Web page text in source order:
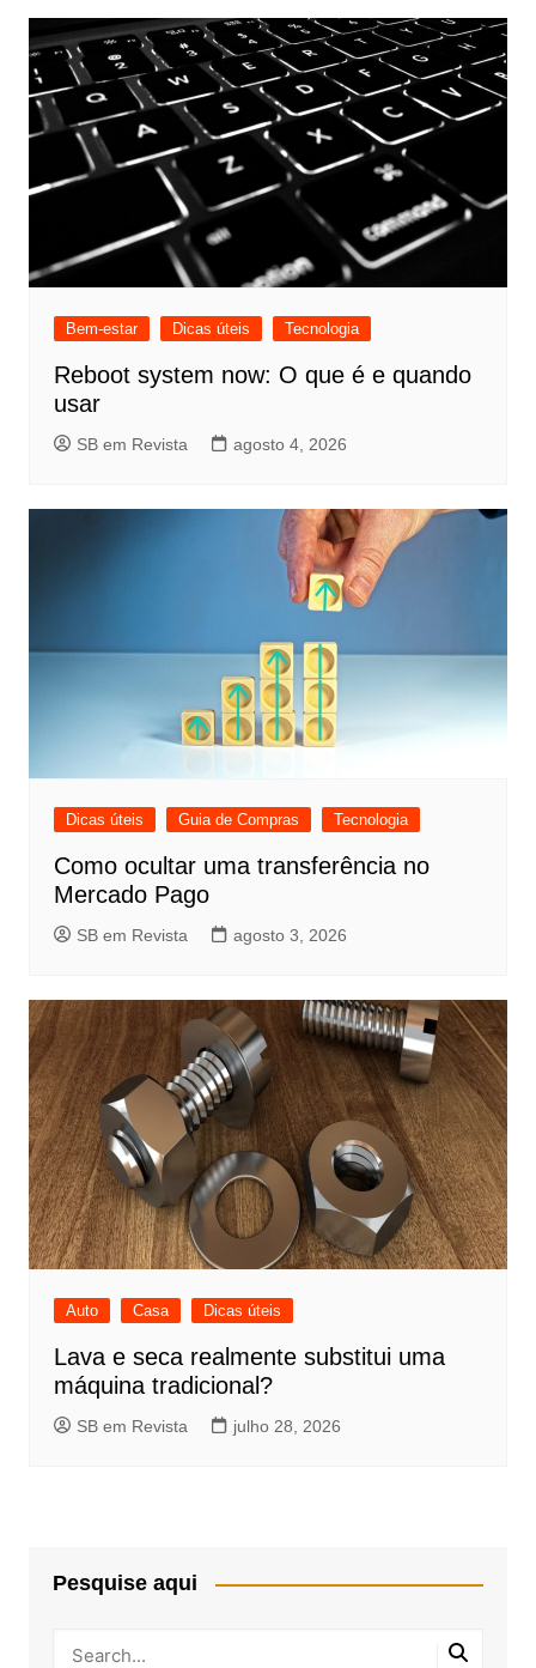
Bem-estar Dicas úteis Tecnologia
Reboot system now: O que é e quando
usar
SB em Revista agosto 4, 2026
Dicas úteis Guia de Compras Tecnologia
Como ocultar uma transferência no
Mercado Pago
SB em Revista agosto 3, 2026
Auto Casa Dicas úteis
Lava e seca realmente substitui uma
máquina tradicional?
SB em Revista julho 28, 2026
Pesquise aqui